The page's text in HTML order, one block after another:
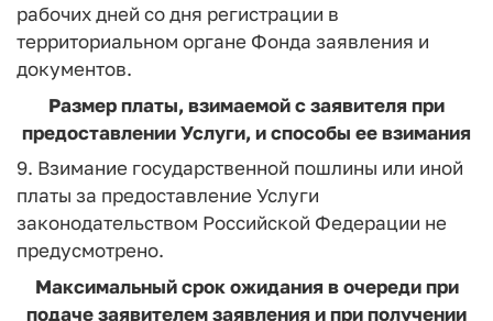
рабочих дней со дня регистрации в
территориальном органе Фонда заявления и
документов.
Размер платы, взимаемой с заявителя при
предоставлении Услуги, и способы ее взимания
9. Взимание государственной пошлины или иной
платы за предоставление Услуги
законодательством Российской Федерации не
предусмотрено.
Максимальный срок ожидания в очереди при
подаче заявителем заявления и при получении